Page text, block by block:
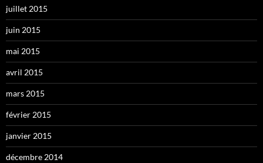
juillet 2015
juin 2015
mai 2015
avril 2015
mars 2015
février 2015
janvier 2015
décembre 2014